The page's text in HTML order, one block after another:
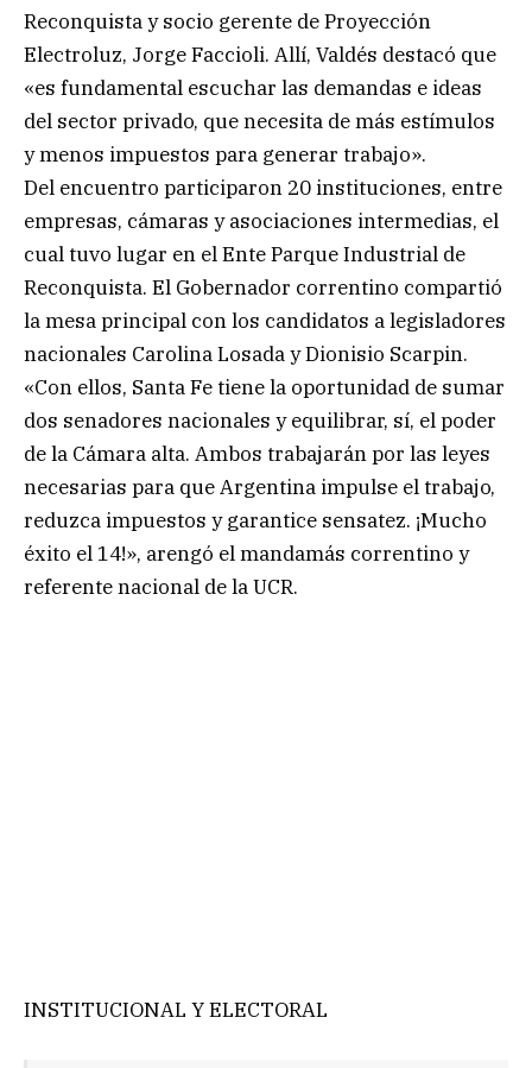
Reconquista y socio gerente de Proyección
Electroluz, Jorge Faccioli. Allí, Valdés destacó que
«es fundamental escuchar las demandas e ideas
del sector privado, que necesita de más estímulos
y menos impuestos para generar trabajo».
Del encuentro participaron 20 instituciones, entre
empresas, cámaras y asociaciones intermedias, el
cual tuvo lugar en el Ente Parque Industrial de
Reconquista. El Gobernador correntino compartió
la mesa principal con los candidatos a legisladores
nacionales Carolina Losada y Dionisio Scarpin.
«Con ellos, Santa Fe tiene la oportunidad de sumar
dos senadores nacionales y equilibrar, sí, el poder
de la Cámara alta. Ambos trabajarán por las leyes
necesarias para que Argentina impulse el trabajo,
reduzca impuestos y garantice sensatez. ¡Mucho
éxito el 14!», arengó el mandamás correntino y
referente nacional de la UCR.
INSTITUCIONAL Y ELECTORAL